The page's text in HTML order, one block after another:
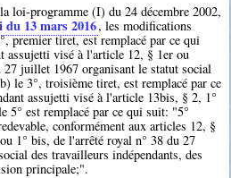
loi-programme (I) du 24 décembre 2002,
du 13 mars 2016, les modifications
premier tiret, est remplacé par ce qui
assujetti visé à l'article 12, § 1er ou
27 juillet 1967 organisant le statut social
le 3°, troisième tiret, est remplacé par ce
assujetti visé à l'article 13bis, § 2, 1°
5° est remplacé par ce qui suit: "5°
conformément aux articles 12, §
1° bis, de l'arrêté royal n° 38 du 27
des travailleurs indépendants, des
principale;".